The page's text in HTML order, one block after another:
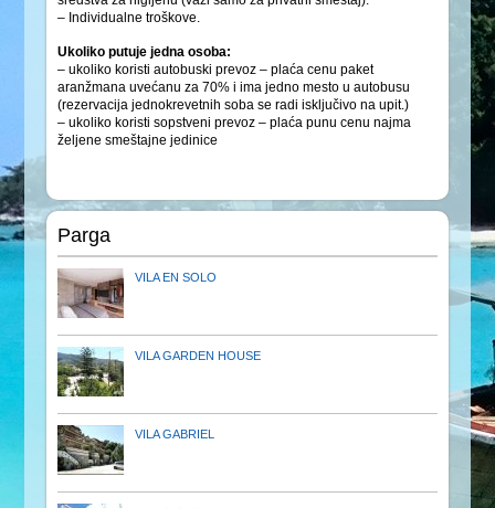
– Individualne troškove.
Ukoliko putuje jedna osoba:
– ukoliko koristi autobuski prevoz – plaća cenu paket
aranžmana uvećanu za 70% i ima jedno mesto u autobusu
(rezervacija jednokrevetnih soba se radi isključivo na upit.)
– ukoliko koristi sopstveni prevoz – plaća punu cenu najma
željene smeštajne jedinice
Parga
VILA EN SOLO
VILA GARDEN HOUSE
VILA GABRIEL